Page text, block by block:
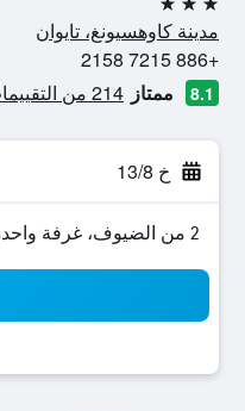
3 نجوم
مدينة كاوهسيونغ، تايوان
+886 7215 2158
8.1 ممتاز 214 من التقييمات تم التحقق منها
خ 13/8
2 من الضيوف، غرفة واحدة